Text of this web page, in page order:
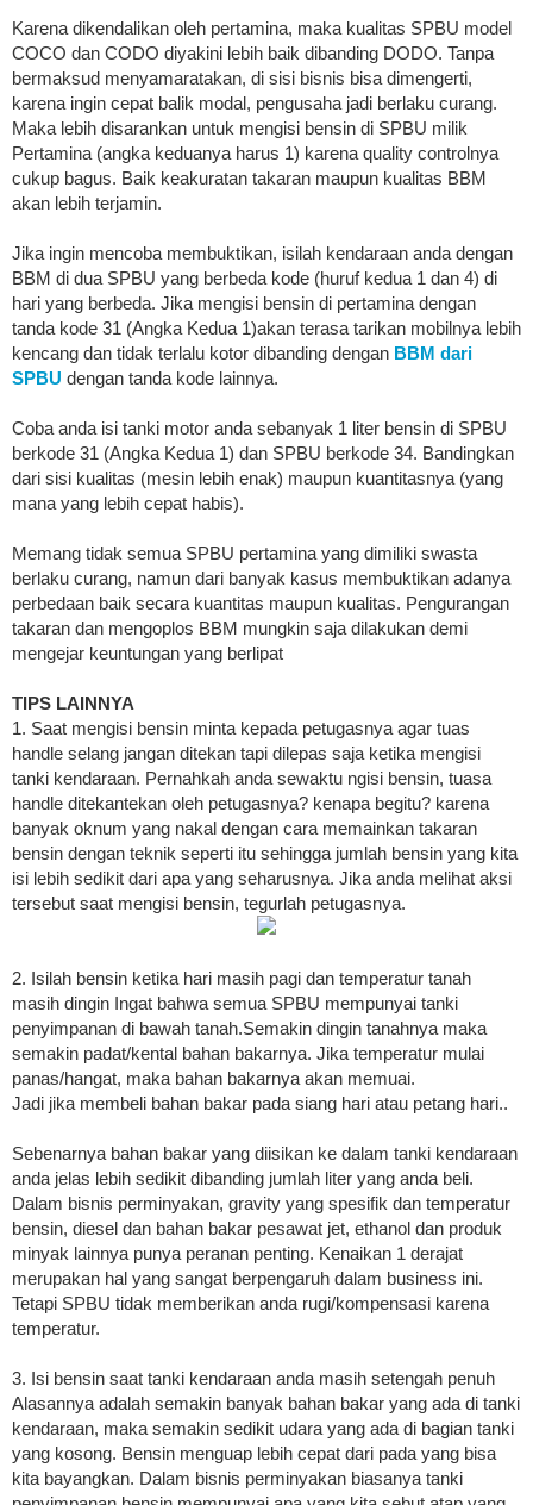
Karena dikendalikan oleh pertamina, maka kualitas SPBU model
COCO dan CODO diyakini lebih baik dibanding DODO. Tanpa
bermaksud menyamaratakan, di sisi bisnis bisa dimengerti,
karena ingin cepat balik modal, pengusaha jadi berlaku curang.
Maka lebih disarankan untuk mengisi bensin di SPBU milik
Pertamina (angka keduanya harus 1) karena quality controlnya
cukup bagus. Baik keakuratan takaran maupun kualitas BBM
akan lebih terjamin.
Jika ingin mencoba membuktikan, isilah kendaraan anda dengan
BBM di dua SPBU yang berbeda kode (huruf kedua 1 dan 4) di
hari yang berbeda. Jika mengisi bensin di pertamina dengan
tanda kode 31 (Angka Kedua 1)akan terasa tarikan mobilnya lebih
kencang dan tidak terlalu kotor dibanding dengan BBM dari
SPBU dengan tanda kode lainnya.
Coba anda isi tanki motor anda sebanyak 1 liter bensin di SPBU
berkode 31 (Angka Kedua 1) dan SPBU berkode 34. Bandingkan
dari sisi kualitas (mesin lebih enak) maupun kuantitasnya (yang
mana yang lebih cepat habis).
Memang tidak semua SPBU pertamina yang dimiliki swasta
berlaku curang, namun dari banyak kasus membuktikan adanya
perbedaan baik secara kuantitas maupun kualitas. Pengurangan
takaran dan mengoplos BBM mungkin saja dilakukan demi
mengejar keuntungan yang berlipat
TIPS LAINNYA
1. Saat mengisi bensin minta kepada petugasnya agar tuas
handle selang jangan ditekan tapi dilepas saja ketika mengisi
tanki kendaraan. Pernahkah anda sewaktu ngisi bensin, tuasa
handle ditekan­tekan oleh petugasnya? kenapa begitu? karena
banyak oknum yang nakal dengan cara memainkan takaran
bensin dengan teknik seperti itu sehingga jumlah bensin yang kita
isi lebih sedikit dari apa yang seharusnya. Jika anda melihat aksi
tersebut saat mengisi bensin, tegurlah petugasnya.
2. Isilah bensin ketika hari masih pagi dan temperatur tanah
masih dingin Ingat bahwa semua SPBU mempunyai tanki
penyimpanan di bawah tanah.Semakin dingin tanahnya maka
semakin padat/kental bahan bakarnya. Jika temperatur mulai
panas/hangat, maka bahan bakarnya akan memuai.
Jadi jika membeli bahan bakar pada siang hari atau petang hari..
Sebenarnya bahan bakar yang diisikan ke dalam tanki kendaraan
anda jelas lebih sedikit dibanding jumlah liter yang anda beli.
Dalam bisnis perminyakan, gravity yang spesifik dan temperatur
bensin, diesel dan bahan bakar pesawat jet, ethanol dan produk
minyak lainnya punya peranan penting. Kenaikan 1 derajat
merupakan hal yang sangat berpengaruh dalam business ini.
Tetapi SPBU tidak memberikan anda rugi/kompensasi karena
temperatur.
3. Isi bensin saat tanki kendaraan anda masih setengah penuh
Alasannya adalah semakin banyak bahan bakar yang ada di tanki
kendaraan, maka semakin sedikit udara yang ada di bagian tanki
yang kosong. Bensin menguap lebih cepat dari pada yang bisa
kita bayangkan. Dalam bisnis perminyakan biasanya tanki